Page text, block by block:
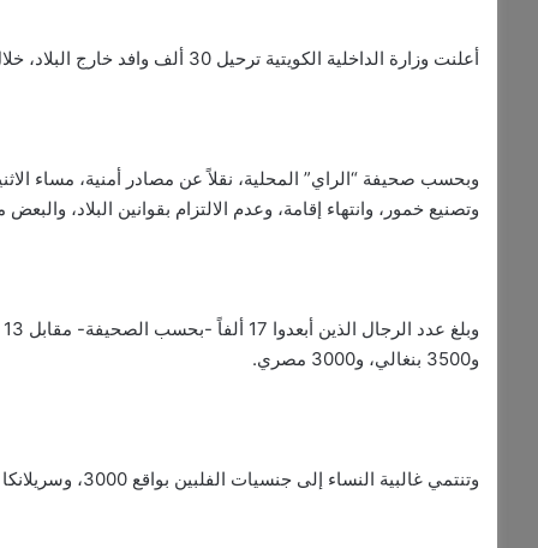
أعلنت وزارة الداخلية الكويتية ترحيل 30 ألف وافد خارج البلاد، خلال العام 2022؛ بسبب ارتكابهم جرائم ومخالفات متنوعة.
وبحسب صحيفة “الراي” المحلية، نقلاً عن مصادر أمنية، مساء
وتصنيع خمور، وانتهاء إقامة، وعدم الالتزام بقوانين البلاد،
و3500 بنغالي، و3000 مصري.
وتنتمي غالبية النساء إلى جنسيات الفلبين بواقع 3000، وسريلانكا بواقع 2600، والهند 1700، وإثيوبيا 1400.